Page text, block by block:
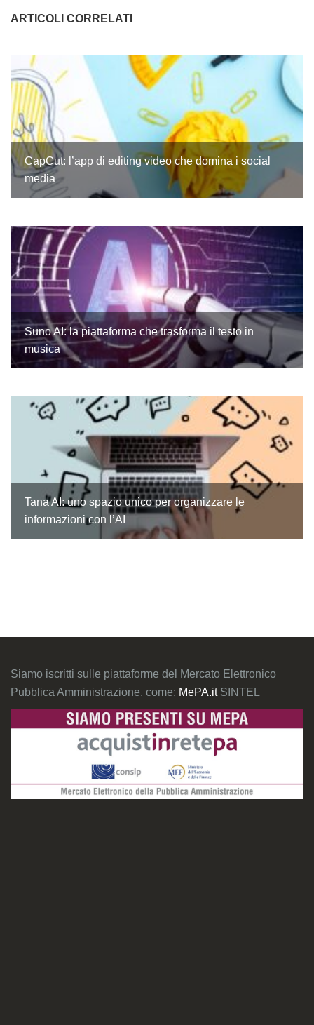
ARTICOLI CORRELATI
CapCut: l’app di editing video che domina i social
media
Suno AI: la piattaforma che trasforma il testo in
musica
Tana AI: uno spazio unico per organizzare le
informazioni con l’AI
Siamo iscritti sulle piattaforme del Mercato Elettronico
Pubblica Amministrazione, come: MePA.it SINTEL